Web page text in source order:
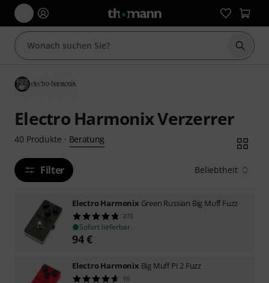
Suche
Electro Harmonix Verzerrer
40 Produkte · Beratung
Filter Beliebtheit
Electro Harmonix Green Russian Big Muff Fuzz
373
Sofort lieferbar
94€
Electro Harmonix Big Muff PI 2 Fuzz
10